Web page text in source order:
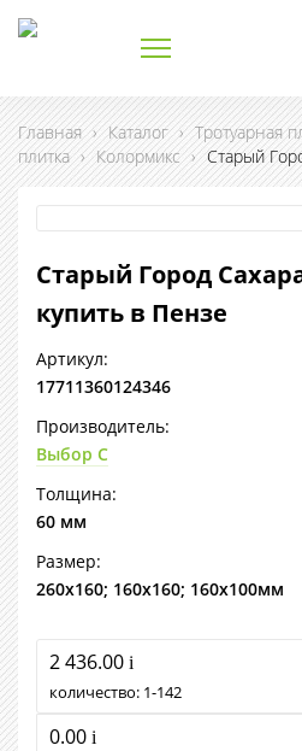
Главная › Каталог › Тротуарная
плитка › Колормикс › Старый
Старый Город
купить в Пензе
Артикул:
17711360124346
Производитель:
Выбор С
Толщина:
60 мм
Размер:
260х160; 160х160; 160х100мм
2 436.00 i
количество: 1 142
0.00 i